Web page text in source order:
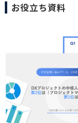
お役立ち資料